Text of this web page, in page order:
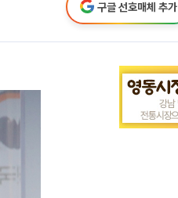
구글 선호매체 추가